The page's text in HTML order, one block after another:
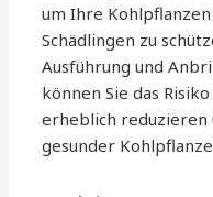
um Ihre
Schädlingen zu
Ausführung und
können Sie das
erheblich reduzieren
gesunder